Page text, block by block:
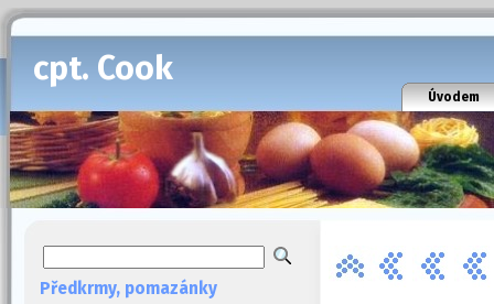
cpt. Cook
Úvodem
Předkrmy, pomazánky